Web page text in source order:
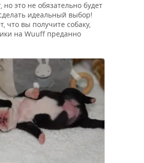
это не обязательно будет
идеальный выбор!
что вы получите собаку,
на Wuuff преданно